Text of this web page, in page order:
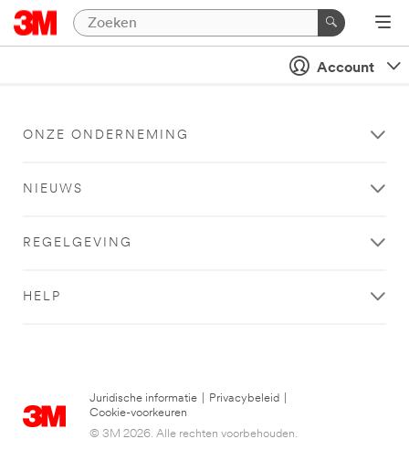
Account
ONZE ONDERNEMING
NIEUWS
REGELGEVING
HELP
Juridische informatie Privacybeleid
Cookie-voorkeuren
© 3M 2026. Alle rechten voorbehouden.